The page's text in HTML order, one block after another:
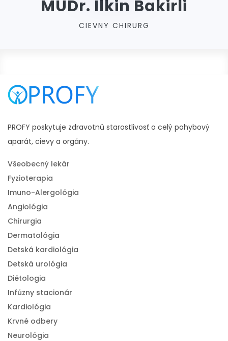
MUDr. Ilkin Bakirli
CIEVNY CHIRURG
PROFY poskytuje zdravotnú starostlivosť o celý pohybový
aparát, cievy a orgány.
Všeobecný lekár
Fyzioterapia
Imuno-Alergológia
Angiológia
Chirurgia
Dermatológia
Detská kardiológia
Detská urológia
Diétologia
Infúzny stacionár
Kardiológia
Krvné odbery
Neurológia